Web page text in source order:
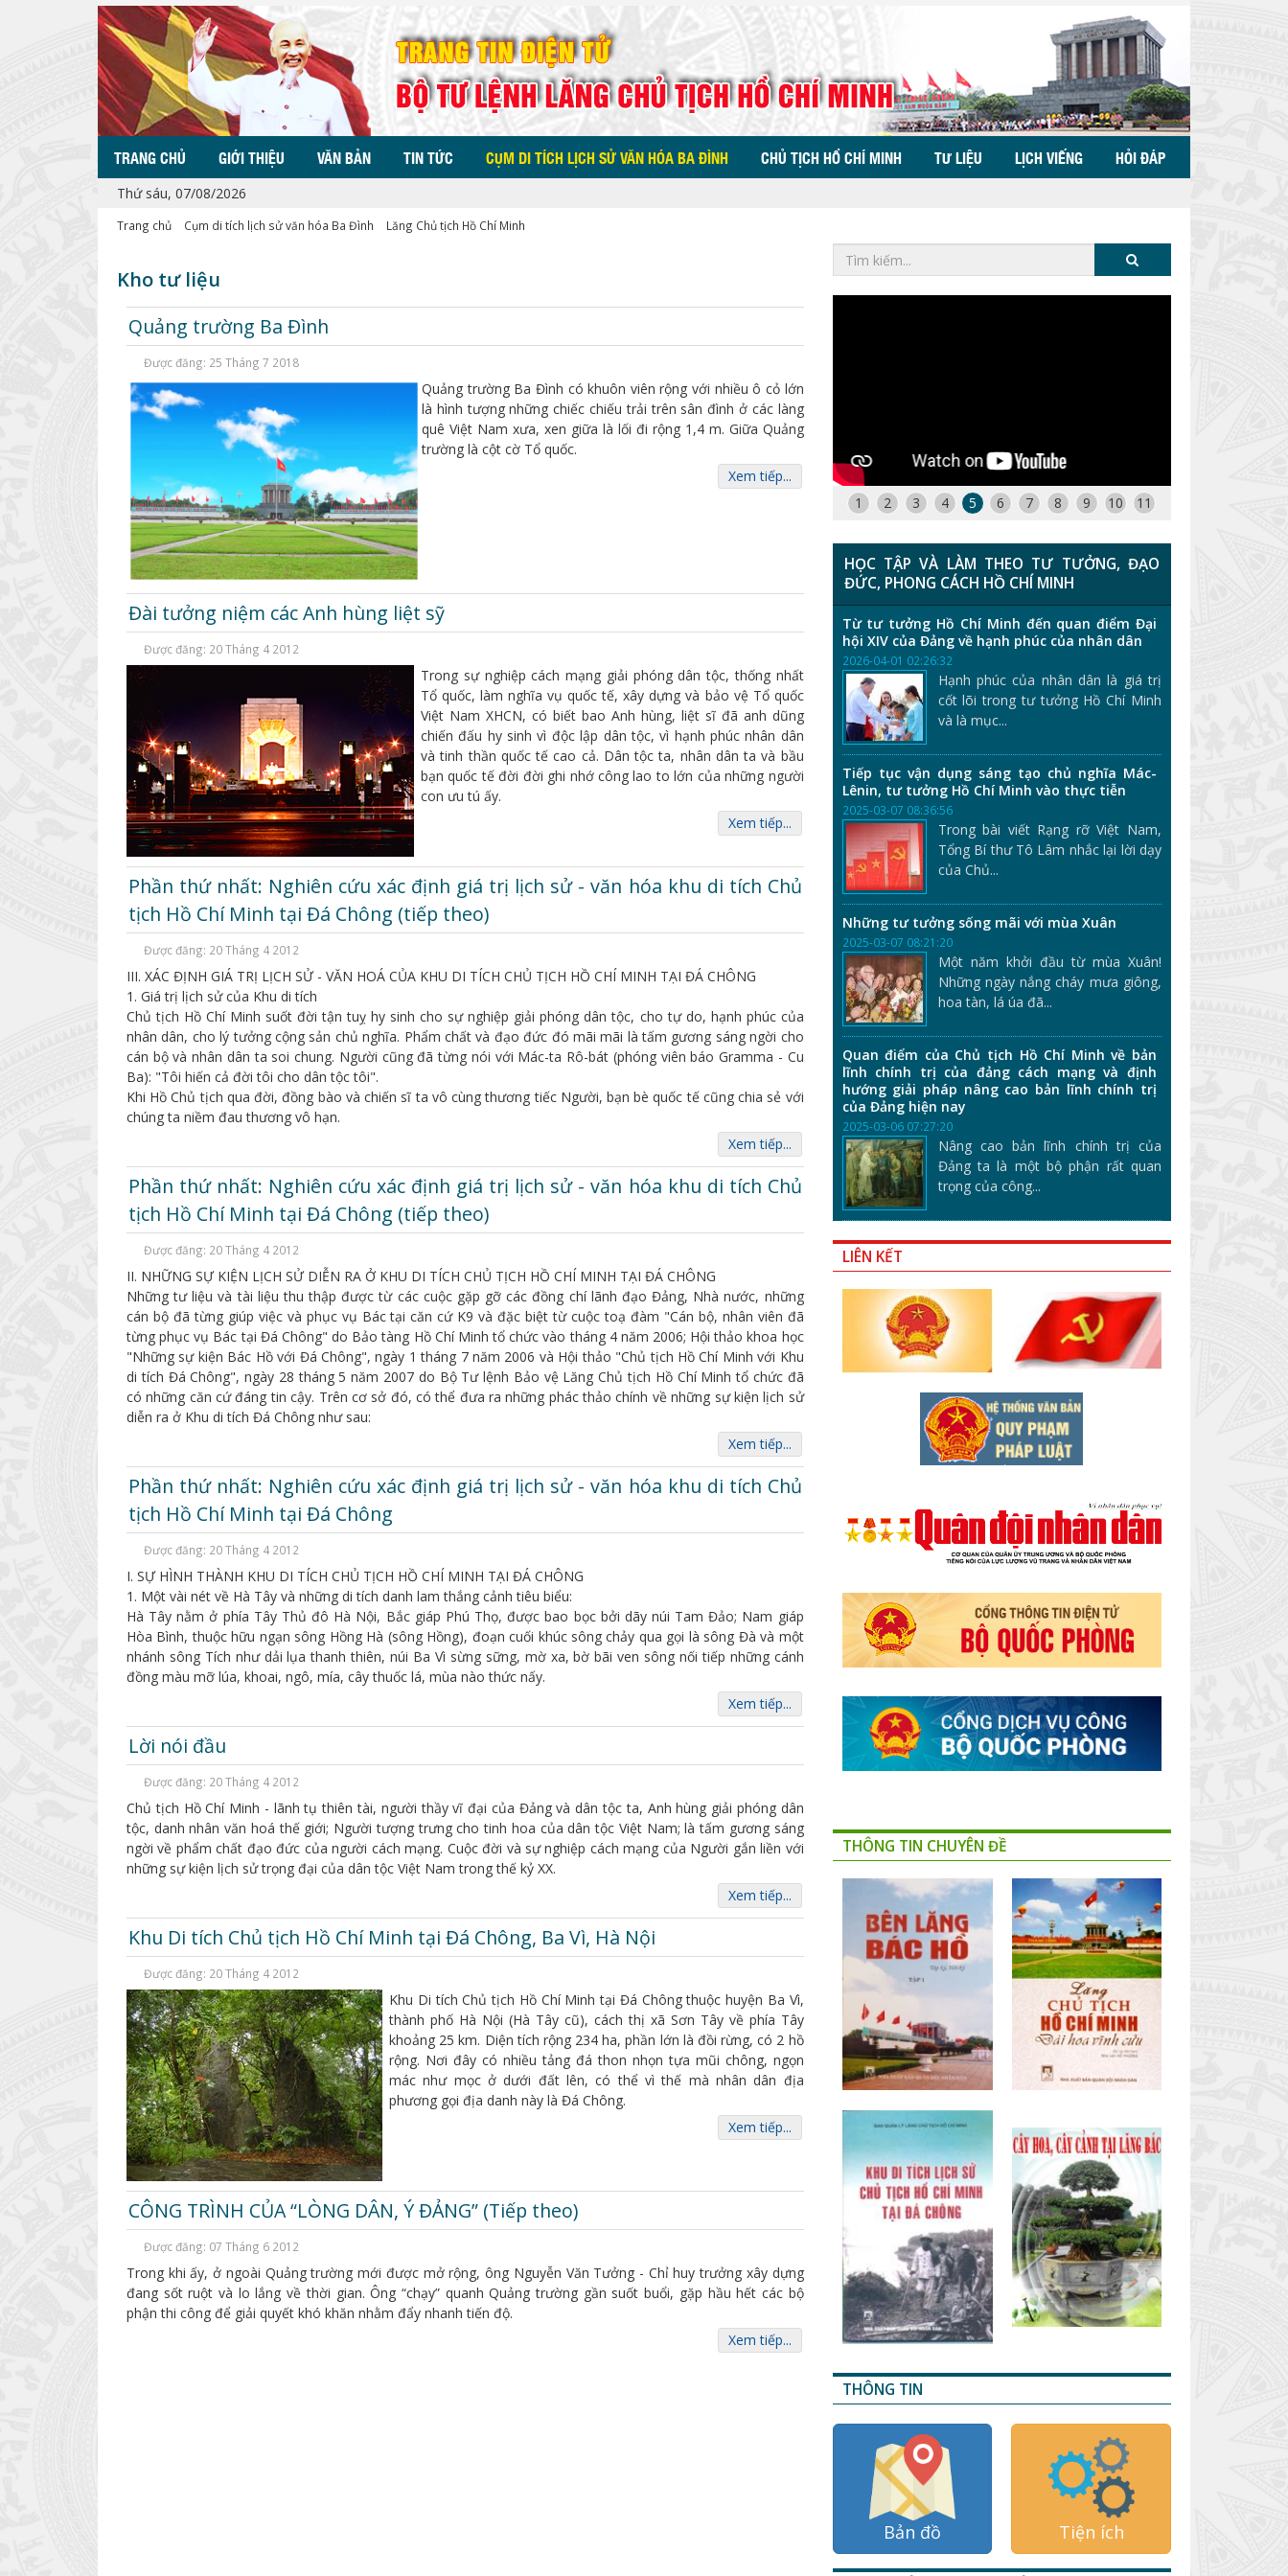
TRANG CHỦ GIỚI THIỆU VĂN BẢN TIN TỨC CỤM DI TÍCH LỊCH SỬ VĂN HÓA BA ĐÌNH CHỦ TỊCH HỒ CHÍ MINH TƯ LIỆU LỊCH VIẾNG HỎI ĐÁP
Thứ sáu, 07/08/2026
Trang chủ Cụm di tích lịch sử văn hóa Ba Đình Lăng Chủ tịch Hồ Chí Minh
Kho tư liệu
Quảng trường Ba Đình
Được đăng: 25 Tháng 7 2018
Quảng trường Ba Đình có khuôn viên rộng với nhiều ô cỏ lớn
là hình tượng những chiếc chiếu trải trên sân đình ở các làng
quê Việt Nam xưa, xen giữa là lối đi rộng 1,4 m. Giữa Quảng
trường là cột cờ Tổ quốc.
Xem tiếp...
Đài tưởng niệm các Anh hùng liệt sỹ
Được đăng: 20 Tháng 4 2012
Trong sự nghiệp cách mạng giải phóng dân tộc, thống nhất
Tổ quốc, làm nghĩa vụ quốc tế, xây dựng và bảo vệ Tổ quốc
Việt Nam XHCN, có biết bao Anh hùng, liệt sĩ đã anh dũng
chiến đấu hy sinh vì độc lập dân tộc, vì hạnh phúc nhân dân
và tinh thần quốc tế cao cả. Dân tộc ta, nhân dân ta và bầu
bạn quốc tế đời đời ghi nhớ công lao to lớn của những người
con ưu tú ấy.
Xem tiếp...
Phần thứ nhất: Nghiên cứu xác định giá trị lịch sử - văn hóa khu di tích Chủ
tịch Hồ Chí Minh tại Đá Chông (tiếp theo)
Được đăng: 20 Tháng 4 2012
III. XÁC ĐỊNH GIÁ TRỊ LỊCH SỬ - VĂN HOÁ CỦA KHU DI TÍCH CHỦ TỊCH HỒ CHÍ MINH TẠI ĐÁ CHÔNG
1. Giá trị lịch sử của Khu di tích
Chủ tịch Hồ Chí Minh suốt đời tận tuỵ hy sinh cho sự nghiệp giải phóng dân tộc, cho tự do, hạnh phúc của
nhân dân, cho lý tưởng cộng sản chủ nghĩa. Phẩm chất và đạo đức đó mãi mãi là tấm gương sáng ngời cho
cán bộ và nhân dân ta soi chung. Người cũng đã từng nói với Mác-ta Rô-bát (phóng viên báo Gramma - Cu
Ba): "Tôi hiến cả đời tôi cho dân tộc tôi".
Khi Hồ Chủ tịch qua đời, đồng bào và chiến sĩ ta vô cùng thương tiếc Người, bạn bè quốc tế cũng chia sẻ với
chúng ta niềm đau thương vô hạn.
Xem tiếp...
Phần thứ nhất: Nghiên cứu xác định giá trị lịch sử - văn hóa khu di tích Chủ
tịch Hồ Chí Minh tại Đá Chông (tiếp theo)
Được đăng: 20 Tháng 4 2012
II. NHỮNG SỰ KIỆN LỊCH SỬ DIỄN RA Ở KHU DI TÍCH CHỦ TỊCH HỒ CHÍ MINH TẠI ĐÁ CHÔNG
Những tư liệu và tài liệu thu thập được từ các cuộc gặp gỡ các đồng chí lãnh đạo Đảng, Nhà nước, những
cán bộ đã từng giúp việc và phục vụ Bác tại căn cứ K9 và đặc biệt từ cuộc toạ đàm "Cán bộ, nhân viên đã
từng phục vụ Bác tại Đá Chông" do Bảo tàng Hồ Chí Minh tổ chức vào tháng 4 năm 2006; Hội thảo khoa học
"Những sự kiện Bác Hồ với Đá Chông", ngày 1 tháng 7 năm 2006 và Hội thảo "Chủ tịch Hồ Chí Minh với Khu
di tích Đá Chông", ngày 28 tháng 5 năm 2007 do Bộ Tư lệnh Bảo vệ Lăng Chủ tịch Hồ Chí Minh tổ chức đã
có những căn cứ đáng tin cậy. Trên cơ sở đó, có thể đưa ra những phác thảo chính về những sự kiện lịch sử
diễn ra ở Khu di tích Đá Chông như sau:
Xem tiếp...
Phần thứ nhất: Nghiên cứu xác định giá trị lịch sử - văn hóa khu di tích Chủ
tịch Hồ Chí Minh tại Đá Chông
Được đăng: 20 Tháng 4 2012
I. SỰ HÌNH THÀNH KHU DI TÍCH CHỦ TỊCH HỒ CHÍ MINH TẠI ĐÁ CHÔNG
1. Một vài nét về Hà Tây và những di tích danh lam thắng cảnh tiêu biểu:
Hà Tây nằm ở phía Tây Thủ đô Hà Nội, Bắc giáp Phú Thọ, được bao bọc bởi dãy núi Tam Đảo; Nam giáp
Hòa Bình, thuộc hữu ngạn sông Hồng Hà (sông Hồng), đoạn cuối khúc sông chảy qua gọi là sông Đà và một
nhánh sông Tích như dải lụa thanh thiên, núi Ba Vì sừng sững, mờ xa, bờ bãi ven sông nối tiếp những cánh
đồng màu mỡ lúa, khoai, ngô, mía, cây thuốc lá, mùa nào thức nấy.
Xem tiếp...
Lời nói đầu
Được đăng: 20 Tháng 4 2012
Chủ tịch Hồ Chí Minh - lãnh tụ thiên tài, người thầy vĩ đại của Đảng và dân tộc ta, Anh hùng giải phóng dân
tộc, danh nhân văn hoá thế giới; Người tượng trưng cho tinh hoa của dân tộc Việt Nam; là tấm gương sáng
ngời về phẩm chất đạo đức của người cách mạng. Cuộc đời và sự nghiệp cách mạng của Người gắn liền với
những sự kiện lịch sử trọng đại của dân tộc Việt Nam trong thế kỷ XX.
Xem tiếp...
Khu Di tích Chủ tịch Hồ Chí Minh tại Đá Chông, Ba Vì, Hà Nội
Được đăng: 20 Tháng 4 2012
Khu Di tích Chủ tịch Hồ Chí Minh tại Đá Chông thuộc huyện Ba Vì,
thành phố Hà Nội (Hà Tây cũ), cách thị xã Sơn Tây về phía Tây
khoảng 25 km. Diện tích rộng 234 ha, phần lớn là đồi rừng, có 2 hồ
rộng. Nơi đây có nhiều tảng đá thon nhọn tựa mũi chông, ngọn
mác như mọc ở dưới đất lên, có thể vì thế mà nhân dân địa
phương gọi địa danh này là Đá Chông.
Xem tiếp...
CÔNG TRÌNH CỦA “LÒNG DÂN, Ý ĐẢNG” (Tiếp theo)
Được đăng: 07 Tháng 6 2012
Trong khi ấy, ở ngoài Quảng trường mới được mở rộng, ông Nguyễn Văn Tưởng - Chỉ huy trưởng xây dựng
đang sốt ruột và lo lắng về thời gian. Ông “chạy” quanh Quảng trường gần suốt buổi, gặp hầu hết các bộ
phận thi công để giải quyết khó khăn nhằm đẩy nhanh tiến độ.
Xem tiếp...
1 2 3 4 5 6 7 8 9 10 11
HỌC TẬP VÀ LÀM THEO TƯ TƯỞNG, ĐẠO
ĐỨC, PHONG CÁCH HỒ CHÍ MINH
Từ tư tưởng Hồ Chí Minh đến quan điểm Đại
hội XIV của Đảng về hạnh phúc của nhân dân
2026-04-01 02:26:32
Hạnh phúc của nhân dân là giá trị
cốt lõi trong tư tưởng Hồ Chí Minh
và là mục...
Tiếp tục vận dụng sáng tạo chủ nghĩa Mác-
Lênin, tư tưởng Hồ Chí Minh vào thực tiễn
2025-03-07 08:36:56
Trong bài viết Rạng rỡ Việt Nam,
Tổng Bí thư Tô Lâm nhắc lại lời dạy
của Chủ...
Những tư tưởng sống mãi với mùa Xuân
2025-03-07 08:21:20
Một năm khởi đầu từ mùa Xuân!
Những ngày nắng cháy mưa giông,
hoa tàn, lá úa đã...
Quan điểm của Chủ tịch Hồ Chí Minh về bản
lĩnh chính trị của đảng cách mạng và định
hướng giải pháp nâng cao bản lĩnh chính trị
của Đảng hiện nay
2025-03-06 07:27:20
Nâng cao bản lĩnh chính trị của
Đảng ta là một bộ phận rất quan
trọng của công...
LIÊN KẾT
THÔNG TIN CHUYÊN ĐỀ
THÔNG TIN
Bản đồ Tiện ích